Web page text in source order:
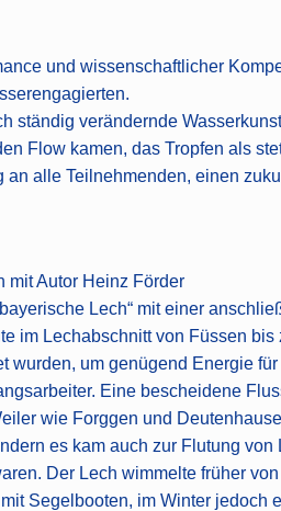
und wissenschaftlicher
ständig verändernde
Flow kamen, das Tropfen als
alle Teilnehmenden, einen
mit Autor Heinz Förder
Lech“ mit einer
im Lechabschnitt von Füssen
um genügend Energie
Eine bescheidene
wie Forggen und
es kam auch zur Flutung
Der Lech wimmelte früher
Segelbooten, im Winter jedoch